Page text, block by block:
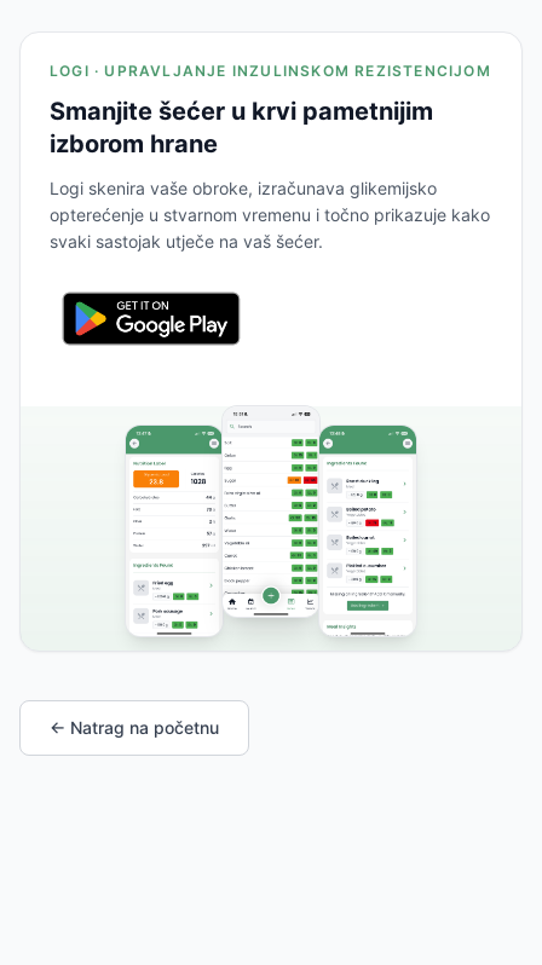
LOGI · UPRAVLJANJE INZULINSKOM REZISTENCIJOM
Smanjite šećer u krvi pametnijim
izborom hrane
Logi skenira vaše obroke, izračunava glikemijsko
opterećenje u stvarnom vremenu i točno prikazuje kako
svaki sastojak utječe na vaš šećer.
← Natrag na početnu